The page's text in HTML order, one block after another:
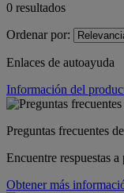
0 resultados
Ordenar por:
Enlaces de autoayuda
Información del
Preguntas frecuentes
Encuentre respuestas
Obtener más